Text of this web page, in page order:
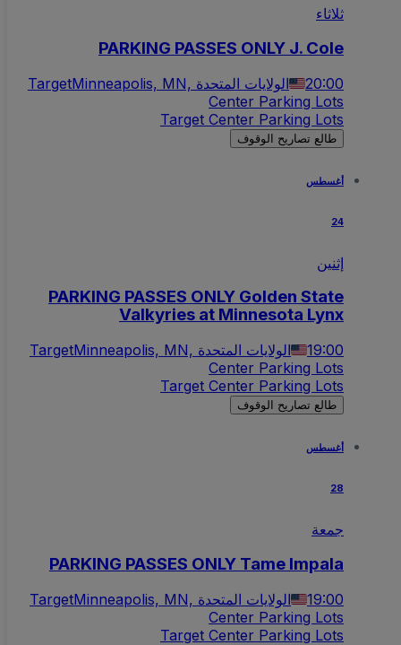
ثلاثاء
PARKING PASSES ONLY J. Cole
20:00 Minneapolis, MN, الولايات المتحدة
Target
Center Parking Lots
Target Center Parking Lots
طالع تصاريح الوقوف
أغسطس
24
إثنين
PARKING PASSES ONLY Golden State
Valkyries at Minnesota Lynx
19:00 Minneapolis, MN, الولايات المتحدة
Target
Center Parking Lots
Target Center Parking Lots
طالع تصاريح الوقوف
أغسطس
28
جمعة
PARKING PASSES ONLY Tame Impala
19:00 Minneapolis, MN, الولايات المتحدة
Target
Center Parking Lots
Target Center Parking Lots